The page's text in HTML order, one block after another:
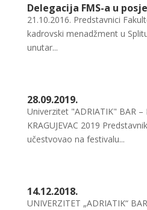
Delegacija FMS-a u
21.10.2016. Predstavnici
kadrovski menadžment u
unutar...
28.09.2019.
Univerzitet "ADRIATIK" BAR
KRAGUJEVAC 2019
učestvovao na festivalu...
14.12.2018.
UNIVERZITET „ADRIATIK“